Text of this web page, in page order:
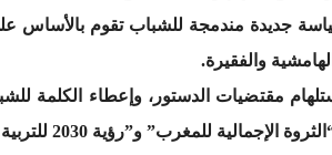
سياسة جديدة مندمجة للشباب تقوم بالأساس
والفقيرة.
مقتضيات الدستور، وإعطاء الكلمة
و”رؤية 2030 للتربية والتكوين”، وغيرها.